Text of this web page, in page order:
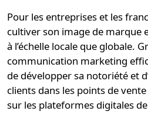
Pour les entreprises et les
cultiver son image de marque
à l’échelle locale que globale.
communication marketing
de développer sa notoriété et
clients dans les points de
sur les plateformes digitales